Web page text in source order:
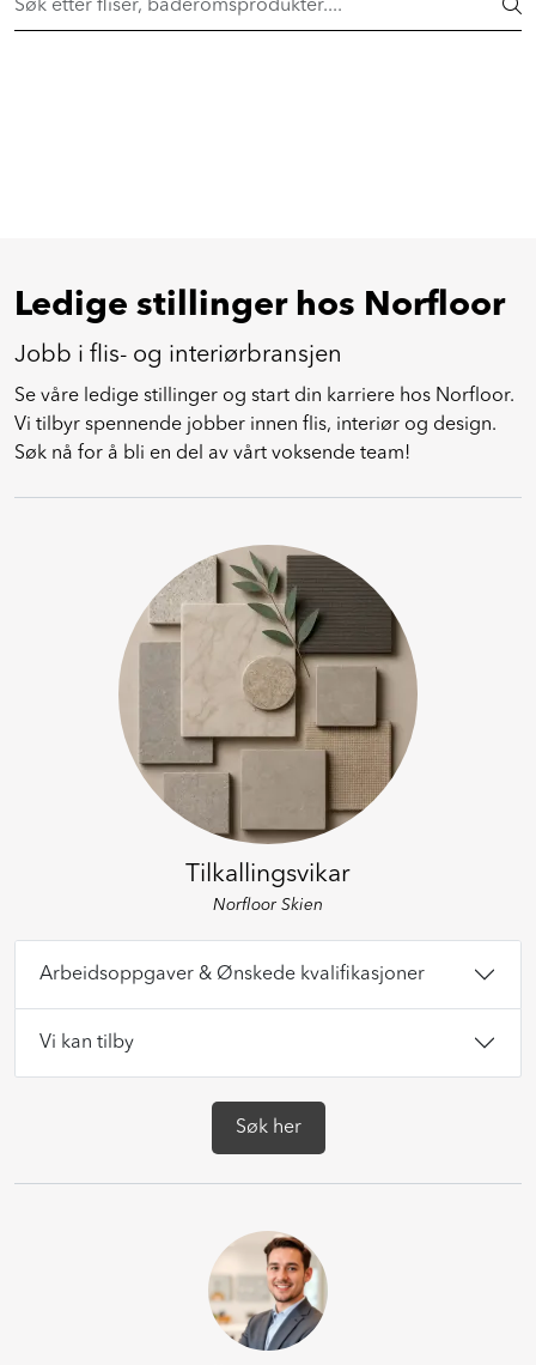
Skip to main contentFlisheller fra 149,- pr. stk! Shop her >
Tilkallingsvikar
Norfloor Skien
Arbeidsoppgaver & Ønskede kvalifikasjoner
Vi kan tilby
Jobb i flis- og interiørbransjen
Se våre ledige stillinger og start din karriere hos Norfloor.
Vi tilbyr spennende jobber innen flis, interiør og design.
Søk nå for å bli en del av vårt voksende team!
Ledige stillinger hos Norfloor
Søk her
INSPIRASJON
Lenker
Butikker
Proff
Still et spørsmål
Favoritter (